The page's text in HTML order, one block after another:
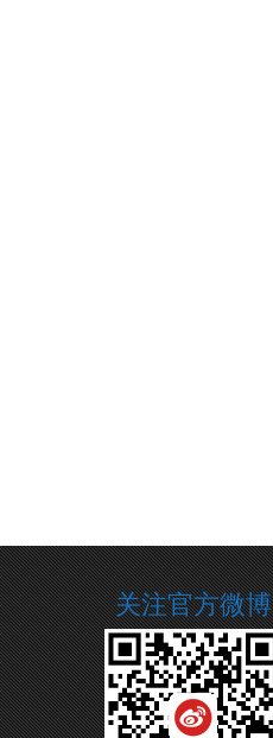
关注官方微博